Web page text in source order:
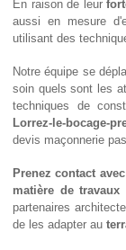
En raison de leur
aussi en mesure
utilisant des
Notre équipe se
soin quels sont les
techniques de
Lorrez-le-bocage-
devis maçonnerie
Prenez contact
matière de travaux
partenaires
de les adapter au